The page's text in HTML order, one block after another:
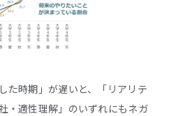
た時期」が遅いと、「リアリテ
・適性理解」のいずれにもネガ